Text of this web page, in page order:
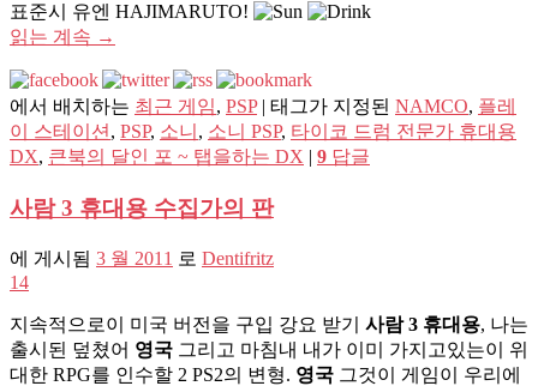
표준시 유엔 HAJIMARUTO!
읽는 계속 →
에서 배치하는 최근 게임, PSP | 태그가 지정된 NAMCO, 플레
이 스테이션 , PSP, 소니 , 소니 PSP, 타이코 드럼 전문가 휴대용
DX, 큰북의 달인 포 ~ 탭을하는 DX | 9 답글
사람 3 휴대용 수집가의 판
에 게시됨 3 월 2011 로 Dentifritz
14
지속적으로이 미국 버전을 구입 강요 받기 사람 3 휴대용, 나는
출시된 덮쳤어 영국 그리고 마침내 내가 이미 가지고있는이 위
대한 RPG를 인수할 2 PS2의 변형. 영국 그것이 게임이 우리에